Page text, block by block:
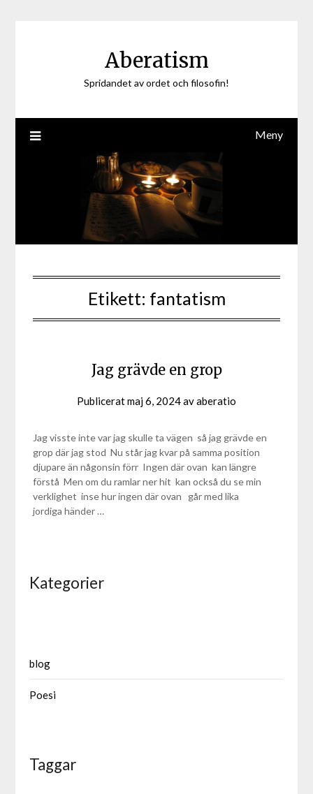
Aberatism
Spridandet av ordet och filosofin!
Meny
Etikett: fantatism
Jag grävde en grop
Publiceratmaj 6, 2024avaberatio
Jag visste inte var jag skulle ta vägen så jag grävde en
grop där jag stod Nu står jag kvar på samma position
djupare än någonsin förr Ingen där ovan kan längre
förstå Men om du ramlar ner hit kan också du se min
verklighet inse hur ingen där ovan går med lika
jordiga händer …
Kategorier
blog
Poesi
Taggar